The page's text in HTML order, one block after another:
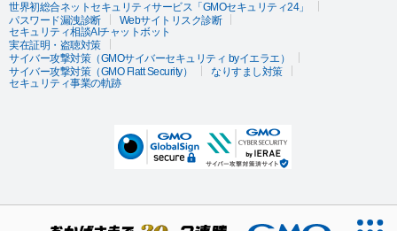
世界初総合ネットセキュリティサービス「GMOセキュリティ24」
パスワード漏洩診断
Webサイトリスク診断
セキュリティ相談AIチャットボット
実在証明・盗聴対策
サイバー攻撃対策（GMOサイバーセキュリティ byイエラエ）
サイバー攻撃対策（GMO Flatt Security）
なりすまし対策
セキュリティ事業の軌跡